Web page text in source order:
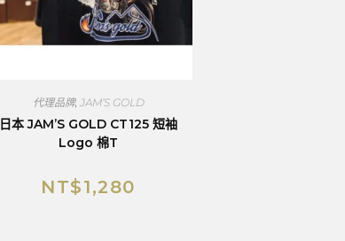
代理品牌, JAM’S GOLD
日本 JAM’S GOLD CT125 短袖
Logo 棉T
NT$1,280